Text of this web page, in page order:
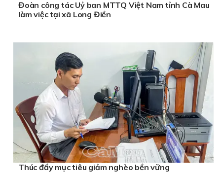
Đoàn công tác Uỷ ban MTTQ Việt Nam tỉnh Cà Mau
làm việc tại xã Long Điền
Thúc đẩy mục tiêu giảm nghèo bền vững